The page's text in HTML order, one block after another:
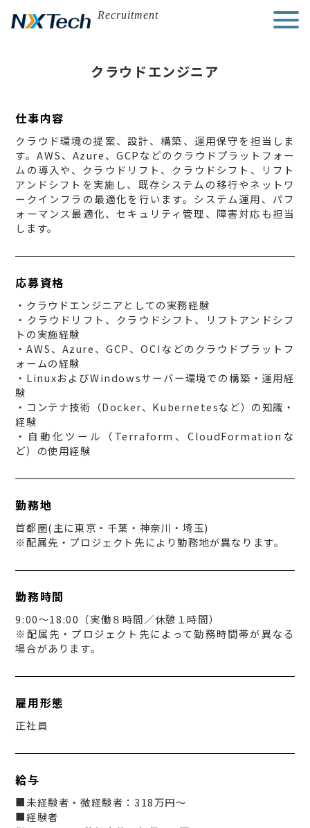
to
Recruitment
クラウドエンジニア
仕事内容
クラウド環境の提案、設計、構築、運用保守を担当しま
す。AWS、Azure、GCPなどのクラウドプラットフォー
ムの導入や、クラウドリフト、クラウドシフト、リフト
アンドシフトを実施し、既存システムの移行やネットワ
ークインフラの最適化を行います。システム運用、パフ
ォーマンス最適化、セキュリティ管理、障害対応も担当
します。
応募資格
・クラウドエンジニアとしての実務経験
・クラウドリフト、クラウドシフト、リフトアンドシフ
トの実施経験
・AWS、Azure、GCP、OCIなどのクラウドプラットフ
ォームの経験
・LinuxおよびWindowsサーバー環境での構築・運用経
験
・コンテナ技術（Docker、Kubernetesなど）の知識・
経験
・自動化ツール（Terraform、CloudFormationな
ど）の使用経験
勤務地
首都圏(主に東京・千葉・神奈川・埼玉)
※配属先・プロジェクト先により勤務地が異なります。
勤務時間
9:00～18:00（実働８時間／休憩１時間）
※配属先・プロジェクト先によって勤務時間帯が異なる
場合があります。
雇用形態
正社員
給与
■未経験者・微経験者：318万円～
■経験者